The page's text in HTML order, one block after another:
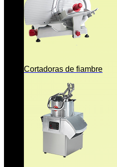
Cortadoras de fiambre